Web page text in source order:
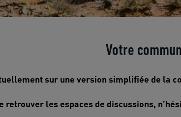
Votre
sur une version simplifiée de la
retrouver les espaces de discussions,